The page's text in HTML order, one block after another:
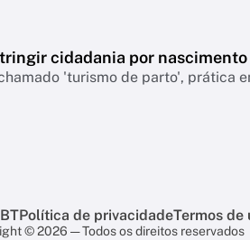
cidadania por nascimento
'turismo de parto', prática
Política de privacidadeTermos de
© 2026 — Todos os direitos reservados